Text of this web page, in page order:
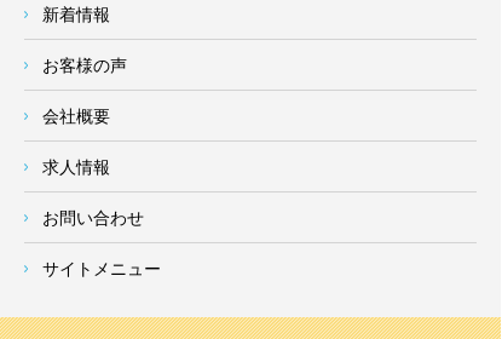
新着情報
お客様の声
会社概要
求人情報
お問い合わせ
サイトメニュー